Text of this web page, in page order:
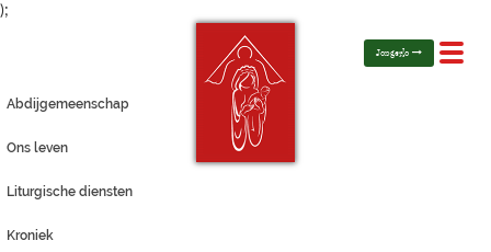
);
Toggle
Jongerlo
Abdijgemeenschap
Ons leven
Liturgische diensten
Kroniek